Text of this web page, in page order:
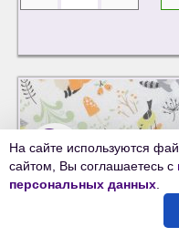
🔍
На сайте используются
сайтом, Вы соглашаетесь с
персональных данных